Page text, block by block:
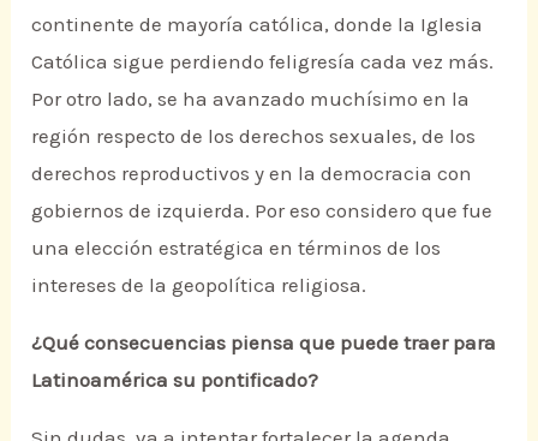
continente de mayoría católica, donde la Iglesia
Católica sigue perdiendo feligresía cada vez más.
Por otro lado, se ha avanzado muchísimo en la
región respecto de los derechos sexuales, de los
derechos reproductivos y en la democracia con
gobiernos de izquierda. Por eso considero que fue
una elección estratégica en términos de los
intereses de la geopolítica religiosa.
¿Qué consecuencias piensa que puede traer para
Latinoamérica su pontificado?